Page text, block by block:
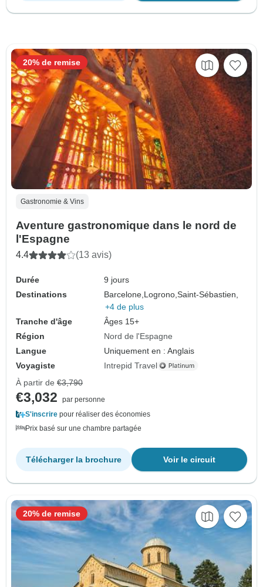
Gastronomie & Vins
Aventure gastronomique dans le nord de
l'Espagne
4.4 (13 avis)
Durée
9 jours
Destinations
Barcelone, Logrono,Saint-Sébastien,
+4 de plus
Tranche d'âge
Âges 15+
Région
Nord de l'Espagne
Langue
Uniquement en : Anglais
Voyagiste
Intrepid Travel
20% de remise
À partir de €3,790
€3,032
par personne
S'inscrire pour réaliser des économies
Prix basé sur une chambre partagée
Voir le circuit
Télécharger la brochure
20% de remise